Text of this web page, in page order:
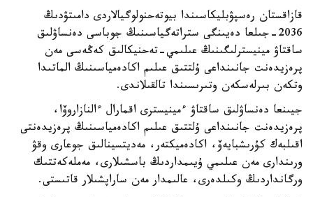
قازاقستان رەسپۋبليكاسىندا بيوتەحنولوگيالاردى دامىتۋدىڭ
2036-جىلعا دەيىنگى ستراتەگياسىنىڭ جوباسى دەنساۋلىق
ساقتاۋ مينيسترلىگىنىڭ عىلىمي-تەحنيكالىق كەڭەسى مەن
پرەزيدەنت جانىنداعى ۇلتتىق عىلىم اكادەمياسىنىڭ الماتىدا
وتكەن بىرلەسكەن وتىرىسىندا تالقىلاندى.
جيىنعا دەنساۋلىق ساقتاۋ ءمينيسترى اقمارال ءالنازاروۆا،
پرەزيدەنت جانىنداعى ۇلتتىق عىلىم اكادەمياسىنىڭ پرەزيدەنتى
اقىلبەك كۇرىشبايەۆ، اكادەميكتەر، مەديتسينالىق جوعارى وقۋ
ورىندارى مەن عىلىمي ۇيىمداردىڭ باسشىلارى، مەملەكەتتىك
ورگانداردىڭ وكىلدەرى، عالىمدار مەن ساراپشىلار قاتىستى.